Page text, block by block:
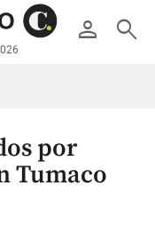
person search
por
Tumaco